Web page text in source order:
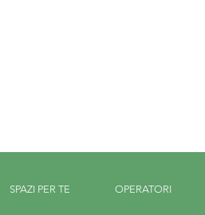
SPAZI PER TE OPERATORI